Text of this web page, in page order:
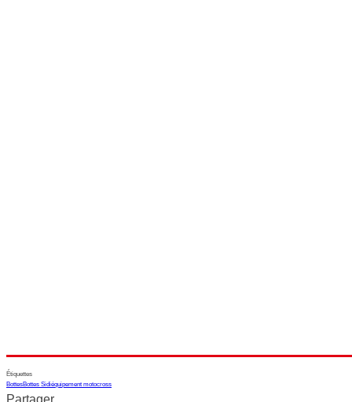
Étiquettes
BottesBottes Sidiéquipement motocross
Partager